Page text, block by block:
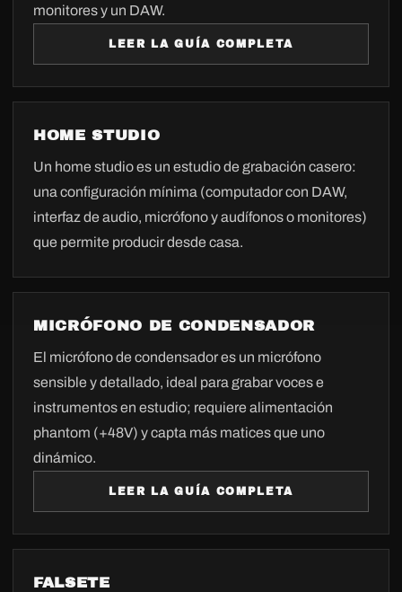
monitores y un DAW.
LEER LA GUÍA COMPLETA
HOME STUDIO
Un home studio es un estudio de grabación casero:
una configuración mínima (computador con DAW,
interfaz de audio, micrófono y audífonos o monitores)
que permite producir desde casa.
MICRÓFONO DE CONDENSADOR
El micrófono de condensador es un micrófono
sensible y detallado, ideal para grabar voces e
instrumentos en estudio; requiere alimentación
phantom (+48V) y capta más matices que uno
dinámico.
LEER LA GUÍA COMPLETA
FALSETE